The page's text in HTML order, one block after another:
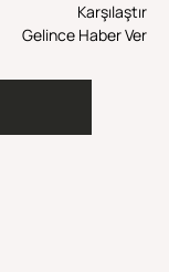
Karşılaştır
Gelince Haber Ver